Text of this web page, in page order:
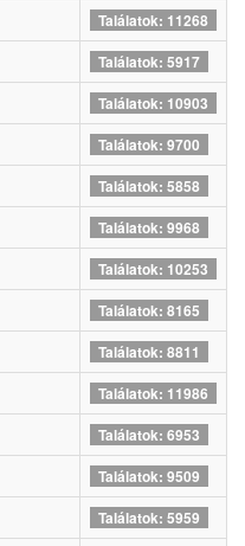
Találatok: 11268
Találatok: 5917
Találatok: 10903
Találatok: 9700
Találatok: 5858
Találatok: 9968
Találatok: 10253
Találatok: 8165
Találatok: 8811
Találatok: 11986
Találatok: 6953
Találatok: 9509
Találatok: 5959